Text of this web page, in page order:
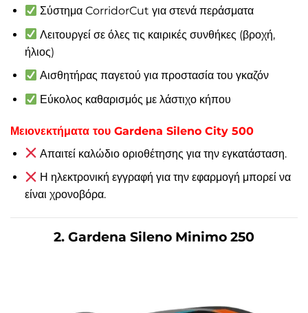
Σύστημα CorridorCut για στενά περάσματα
Λειτουργεί σε όλες τις καιρικές συνθήκες (βροχή,
ήλιος)
Αισθητήρας παγετού για προστασία του γκαζόν
Εύκολος καθαρισμός με λάστιχο κήπου
Μειονεκτήματα του Gardena Sileno City 500
Απαιτεί καλώδιο οριοθέτησης για την εγκατάσταση.
Η ηλεκτρονική εγγραφή για την εφαρμογή μπορεί να
είναι χρονοβόρα.
2. Gardena Sileno Minimo 250